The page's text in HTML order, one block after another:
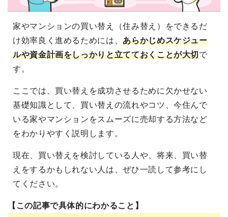
家やマンションの買い替え（住み替え）をできるだ
け効率良く進めるためには、あらかじめスケジュー
ルや資金計画をしっかりと立てておくことが大切で
す。
ここでは、買い替えを成功させるために欠かせない
基礎知識として、買い替えの流れやコツ、今住んで
いる家やマンションをスムーズに売却する方法など
をわかりやすく説明します。
現在、買い替えを検討している人や、将来、買い替
えをするかもしれない人は、ぜひ一読して参考にし
てください。
【この記事で具体的にわかること】